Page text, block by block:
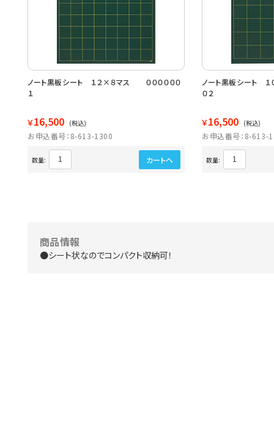
ノート黒板シート １２×８マス ００００００
１
￥16,500 (税込)
お申込番号：8-613-1300
数量: カートへ
ノート黒板シート
０２
￥16,500 (税込)
お申込番号：8-613-
数量:
商品情報
●シート状なのでコンパクト収納可！